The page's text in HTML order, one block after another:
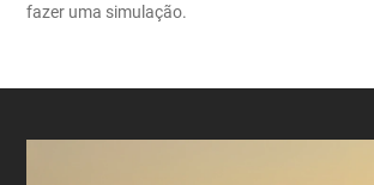
fazer uma simulação.